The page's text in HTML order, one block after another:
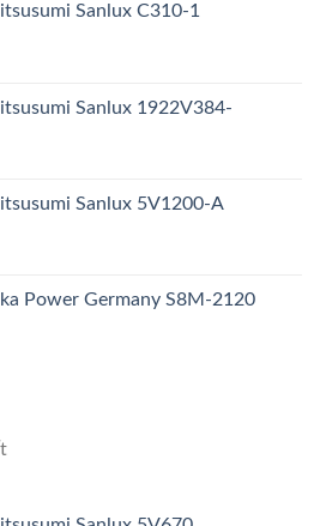
Sanlux C310-1
Sanlux 1922V384-
Sanlux 5V1200-A
Power Germany S8M-2120